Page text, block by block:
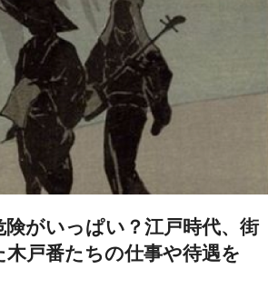
がいっぱい？江戸時代、街
戸番たちの仕事や待遇を